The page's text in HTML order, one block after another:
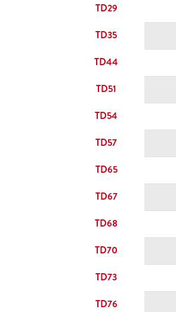
TD29
TD35
TD44
TD51
TD54
TD57
TD65
TD67
TD68
TD70
TD73
TD76